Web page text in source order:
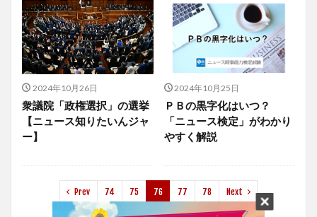
2024年10月26日
衆議院「政権選択」の選挙
【ニュース知りたいんジャ
ー】
2024年10月25日
ＰＢの黒字化はいつ？
「ニュース検定」がわかり
やすく解説
Prev 74 75 76 77 78 Next